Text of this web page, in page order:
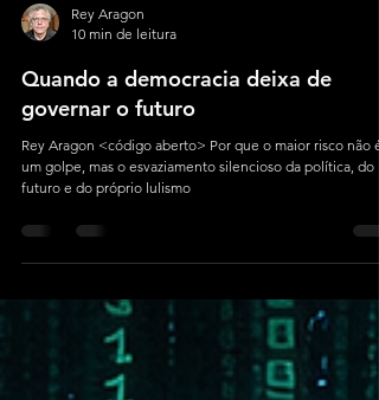
10 min de leitura
Quando a democracia deixa de
governar o futuro
Rey Aragon <código aberto> Por que o maior risco não é
futuro e do próprio lulismo